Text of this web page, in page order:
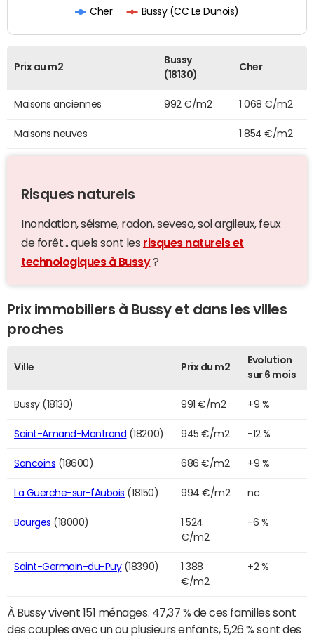
Cher Bussy (CC Le Dunois)
Prix au m2
Bussy
(18130)
Cher
Maisons anciennes 992 €/m2 1 068 €/m2
Maisons neuves 1 854 €/m2
Risques naturels
Inondation, séisme, radon, seveso, sol argileux, feux
de forêt... quels sont les risques naturels et
technologiques à Bussy?
Prix immobiliers à Bussy et dans les villes
proches
Ville Prix du m2
Evolution
sur 6 mois
Bussy (18130) 991 €/m2 +9 %
Saint-Amand-Montrond (18200) 945 €/m2 -12 %
Sancoins (18600) 686 €/m2 +9 %
La Guerche-sur-l'Aubois (18150) 994 €/m2 nc
Bourges (18000)
1 524
€/m2
-6 %
Saint-Germain-du-Puy(18390)
1 388
€/m2
+2 %
À Bussy vivent 151 ménages. 47,37 % de ces familles sont
des couples avec un ou plusieurs enfants, 5,26 % sont des